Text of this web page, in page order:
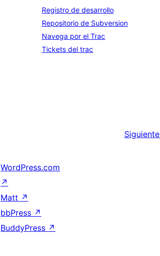
Registro de desarrollo
Repositorio de Subversion
Navega por el Trac
Tickets del trac
Siguiente
WordPress.com
↗
Matt ↗
bbPress ↗
BuddyPress ↗